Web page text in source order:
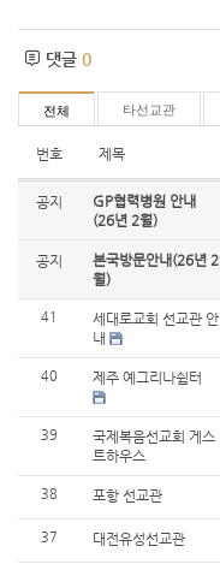
댓글 0
전체 타선교관
번호 제목
공지
GP협력병원 안내
(26년 2월)
공지
본국방문안내(26년 2
월)
41
세대로교회 선교관 안
내
40 제주 예그리나쉼터
39
국제복음선교회 게스
트하우스
38 포항 선교관
37 대전유성선교관